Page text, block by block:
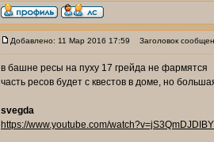
Добавлено: 11 Мар 2016 17:59 Заголовок
в башне ресы на пуху 17 грейда не фармятся
часть ресов будет с квестов в доме, но
svegda
https://www.youtube.com/watch?v=jS3QmDJDIBY